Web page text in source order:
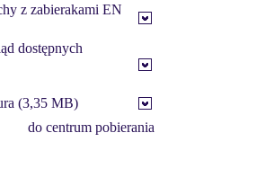
z zabierakami EN
dostępnych
(3,35 MB)
do centrum pobierania